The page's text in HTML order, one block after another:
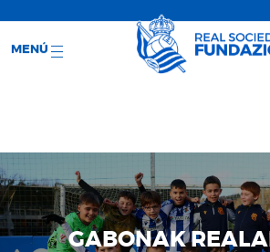
EVENTOS
GABONAK